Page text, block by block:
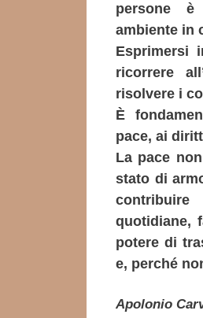
persone
ambiente in
Esprimersi
ricorrere
risolvere i
È
pace, ai
La pace
stato di
quotidiane,
potere di
e, perché
Apolonio